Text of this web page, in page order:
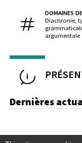
DOMAINES
Diachronie,
argumentale
Dernières